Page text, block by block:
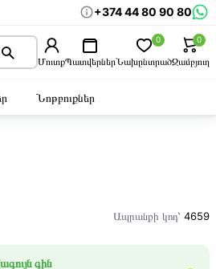
+374 44 80 90 80
ՄուտքՊատվերներՆախընտրած
0
Զամբյուղ
0
Նոթբուքներ
Ապրանքի կոդ՝ 4659
գին